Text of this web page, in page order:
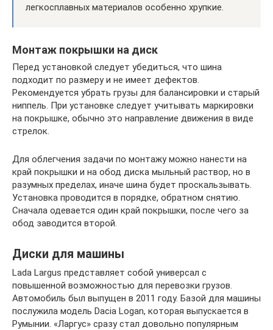
легкосплавных материалов особенно хрупкие.
Монтаж покрышки на диск
Перед установкой следует убедиться, что шина
подходит по размеру и не имеет дефектов.
Рекомендуется убрать грузы для балансировки и старый
ниппель. При установке следует учитывать маркировки
на покрышке, обычно это направление движения в виде
стрелок.
Для облегчения задачи по монтажу можно нанести на
край покрышки и на обод диска мыльный раствор, но в
разумных пределах, иначе шина будет проскальзывать.
Установка проводится в порядке, обратном снятию.
Сначала одевается один край покрышки, после чего за
обод заводится второй.
Диски для машины
Lada Largus представляет собой универсал с
повышенной возможностью для перевозки грузов.
Автомобиль был выпущен в 2011 году. Базой для машины
послужила модель Dacia Logan, которая выпускается в
Румынии. «Ларгус» сразу стал довольно популярным